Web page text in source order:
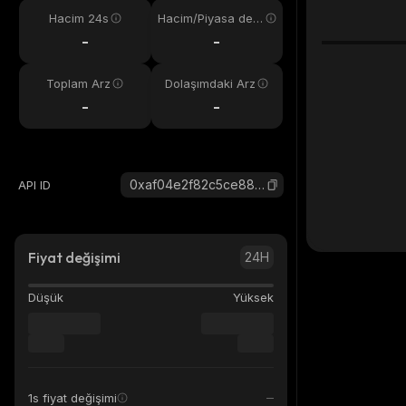
Hacim 24s
-
Hacim/Piyasa değ
-
Toplam Arz
-
Dolaşımdaki Arz
-
API ID 0xaf04e2f82c5ce88ac8d2be016c47d22ce85da13b_robinhood
Fiyat değişimi 24H
Düşük Yüksek
1s fiyat değişimi